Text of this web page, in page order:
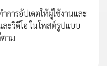
การอัปเดตให้ผู้ใช้งานและ
ละวิดีโอ ในโพสต์รูปแบบ
าม